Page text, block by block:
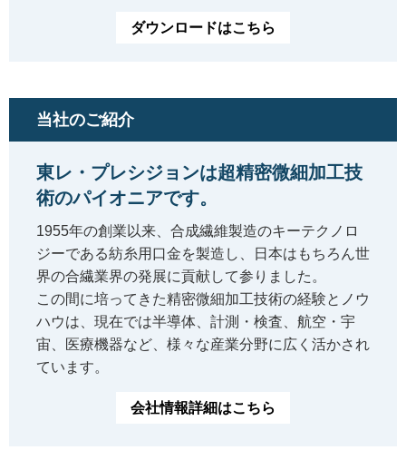
ダウンロードはこちら
当社のご紹介
東レ・プレシジョンは超精密微細加工技
術のパイオニアです。
1955年の創業以来、合成繊維製造のキーテクノロ
ジーである紡糸用口金を製造し、日本はもちろん世
界の合繊業界の発展に貢献して参りました。
この間に培ってきた精密微細加工技術の経験とノウ
ハウは、現在では半導体、計測・検査、航空・宇
宙、医療機器など、様々な産業分野に広く活かされ
ています。
会社情報詳細はこちら